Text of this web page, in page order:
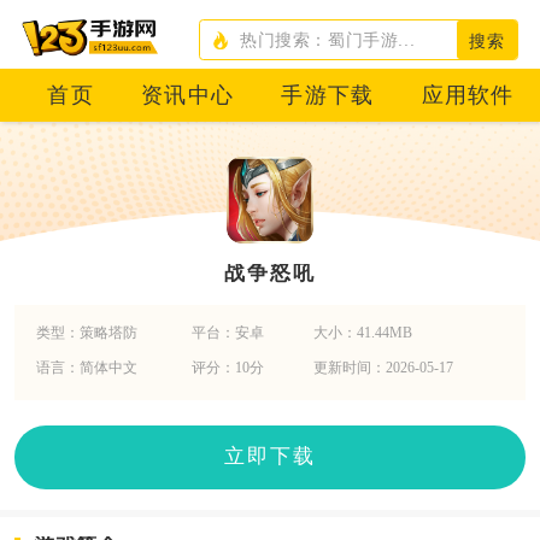
搜索
首页 资讯中心 手游下载 应用软件
战争怒吼
类型：策略塔防 平台：安卓 大小：41.44MB
语言：简体中文 评分：10分 更新时间：2026-05-17
立即下载